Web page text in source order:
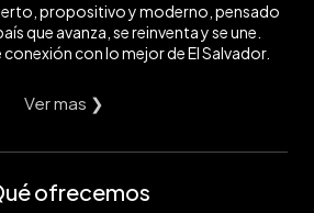
propositivo y moderno, pensado
que avanza, se reinventa y se une.
con lo mejor de El Salvador.
Ver mas ❯
ofrecemos